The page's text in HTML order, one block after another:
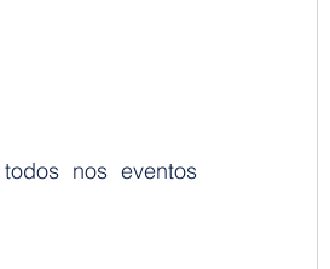
nos eventos